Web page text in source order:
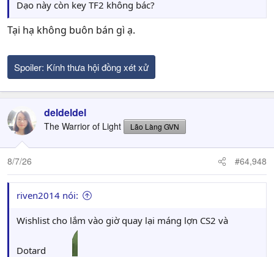
Dạo này còn key TF2 không bác?
Tại hạ không buôn bán gì ạ.
Spoiler: Kính thưa hội đồng xét xử
deldeldel
The Warrior of Light Lão Làng GVN
8/7/26 #64,948
riven2014 nói:
Wishlist cho lắm vào giờ quay lại máng lợn CS2 và
Dotard